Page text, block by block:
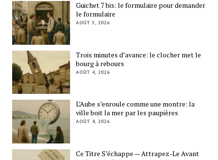
Guichet 7 bis: le formulaire pour demander
le formulaire
AOÛT 5, 2026
Trois minutes d’avance: le clocher met le
bourg à rebours
AOÛT 4, 2026
L’Aube s’enroule comme une montre: la
ville boit la mer par les paupières
AOÛT 4, 2026
Ce Titre S’échappe — Attrapez-Le Avant